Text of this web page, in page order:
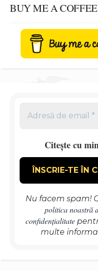
BUY ME A COFFEE
Citește cu
Nu facem spam!
politica noastră
confidențialitate
multe